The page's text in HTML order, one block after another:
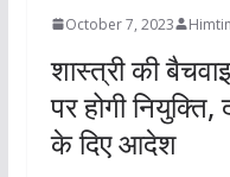
October 7, 2023
शास्त्री की
पर होगी
के दिए आदेश